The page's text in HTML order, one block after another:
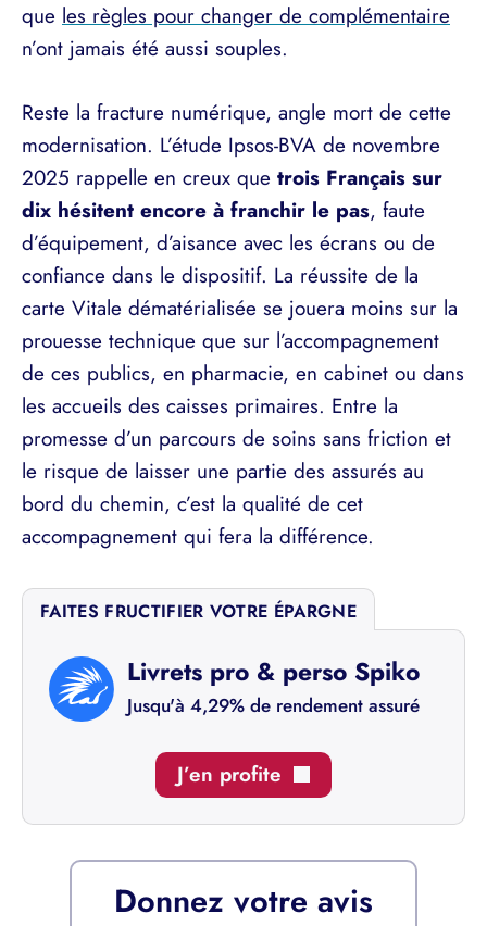
que les règles pour changer de complémentaire
n’ont jamais été aussi souples.
Reste la fracture numérique, angle mort de cette
modernisation. L’étude Ipsos-BVA de novembre
2025 rappelle en creux que trois Français sur
dix hésitent encore à franchir le pas, faute
d’équipement, d’aisance avec les écrans ou de
confiance dans le dispositif. La réussite de la
carte Vitale dématérialisée se jouera moins sur la
prouesse technique que sur l’accompagnement
de ces publics, en pharmacie, en cabinet ou dans
les accueils des caisses primaires. Entre la
promesse d’un parcours de soins sans friction et
le risque de laisser une partie des assurés au
bord du chemin, c’est la qualité de cet
accompagnement qui fera la différence.
FAITES FRUCTIFIER VOTRE ÉPARGNE
Livrets pro & perso Spiko
Jusqu'à 4,29% de rendement assuré
J’en profite
Donnez votre avis